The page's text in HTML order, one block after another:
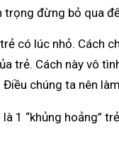
trọng đừng bỏ qua
có lúc nhỏ. Cách
trẻ. Cách này vô
Điều chúng ta nên
là 1 “khủng hoảng”